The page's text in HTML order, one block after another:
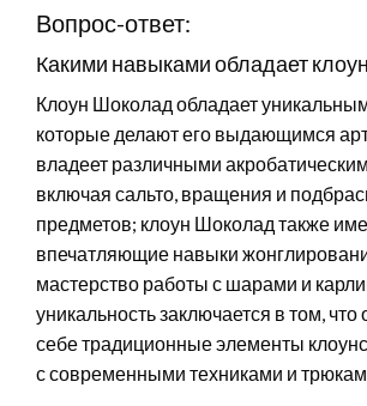
Вопрос-ответ:
Какими навыками обладает
Клоун Шоколад обладает
которые делают его выдающимся
владеет различными
включая сальто, вращения и
предметов; клоун Шоколад также
впечатляющие навыки
мастерство работы с шарами и
уникальность заключается в том, что
себе традиционные элементы
с современными техниками и